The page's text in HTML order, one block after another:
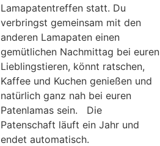
Lamapatentreffen statt. Du
verbringst gemeinsam mit den
anderen Lamapaten einen
gemütlichen Nachmittag bei euren
Lieblingstieren, könnt ratschen,
Kaffee und Kuchen genießen und
natürlich ganz nah bei euren
Patenlamas sein. Die
Patenschaft läuft ein Jahr und
endet automatisch.